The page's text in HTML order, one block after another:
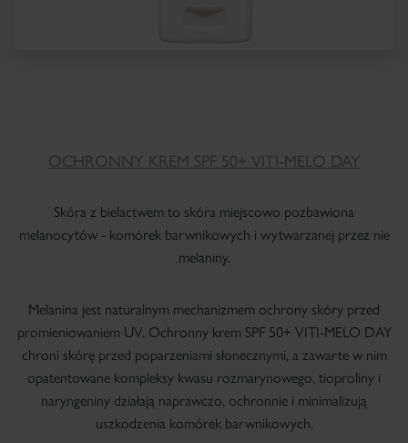
OCHRONNY KREM SPF 50+ VITI-MELO DAY
Skóra z bielactwem to skóra miejscowo pozbawiona
melanocytów - komórek barwnikowych i wytwarzanej przez nie
melaniny.
Melanina jest naturalnym mechanizmem ochrony skóry przed
promieniowaniem UV. Ochronny krem SPF 50+ VITI-MELO DAY
chroni skórę przed poparzeniami słonecznymi, a zawarte w nim
opatentowane kompleksy kwasu rozmarynowego, tioproliny i
naryngeniny działają naprawczo, ochronnie i minimalizują
uszkodzenia komórek barwnikowych.